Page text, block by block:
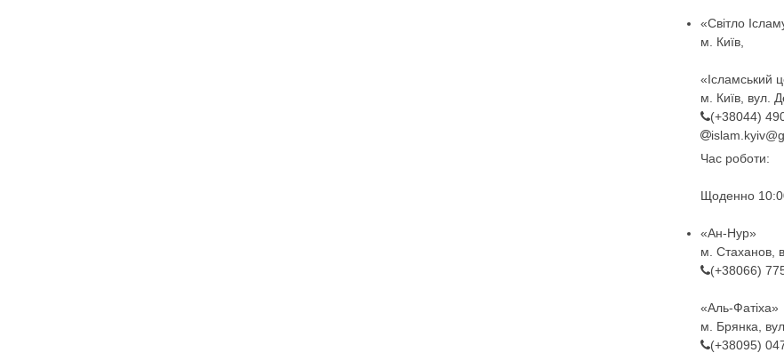
«Світло
м. Київ,
«Ісламський
м. Київ, вул.
(+38044)
Час роботи:
Щоденно
«Ан-Нур»
м. Стаханов,
(+38066)
«Аль-Фатіха»
м. Брянка,
(+38095)